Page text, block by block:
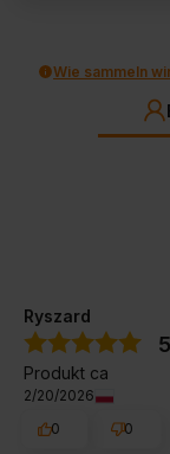
Wie sammeln
Ryszard
5
Produkt ca
2/20/2026
0
0